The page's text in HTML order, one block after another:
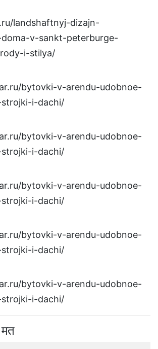
landshaftnyj-dizajn-
v-sankt-peterburge-
i-stilya/
bytovki-v-arendu-udobnoe-
i-dachi/
bytovki-v-arendu-udobnoe-
i-dachi/
bytovki-v-arendu-udobnoe-
i-dachi/
bytovki-v-arendu-udobnoe-
i-dachi/
bytovki-v-arendu-udobnoe-
i-dachi/
मत